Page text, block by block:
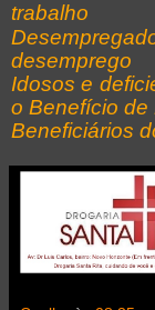
trabalho
desemprego
Idosos e
o Benefício de
Beneficiários